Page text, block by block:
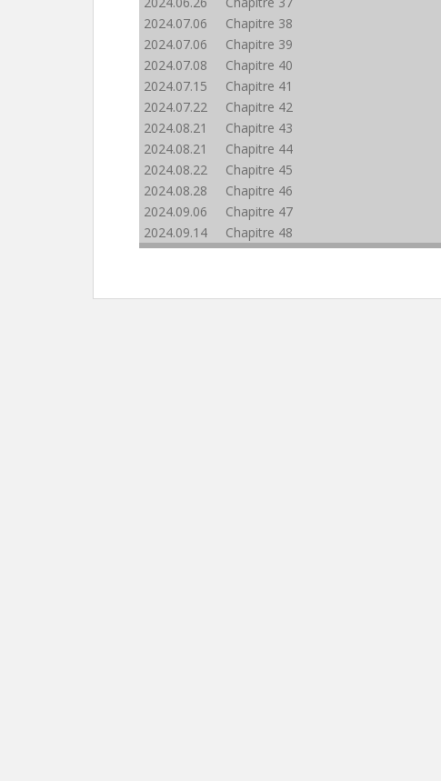
2024.07.06 Chapitre 38
2024.07.06 Chapitre 39
2024.07.08 Chapitre 40
2024.07.15 Chapitre 41
2024.07.22 Chapitre 42
2024.08.21 Chapitre 43
2024.08.21 Chapitre 44
2024.08.22 Chapitre 45
2024.08.28 Chapitre 46
2024.09.06 Chapitre 47
2024.09.14 Chapitre 48